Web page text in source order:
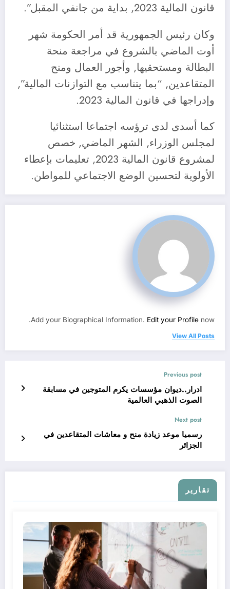
قانون المالية 2023, بداية من جانفي المقبل”.
وكان رئيس الجمهورية قد أمر الحكومة شهر
أوت الماضي بالشروع في مراجعة منحة
البطالة ومستحقيها, وأجور العمال ومنح
المتقاعدين, “بما يتناسب مع التوازنات المالية”,
وإدراجها في قانون المالية 2023.
كما أسدى لدى ترؤسه اجتماعا استثنائيا
لمجلس الوزراء, الشهر الماضي, خصص
لمشروع قانون المالية 2023, تعليمات بإعطاء
الأولوية لتحسين الوضع الاجتماعي للمواطن.
Add your Biographical Information. Edit your Profile now.
View All Posts
Previous post
ادرار..ديوان مؤسسات يكرم المتوجين في مسابقة
الصوت الذهبي العالمية
Next post
رسميا موعد زيادة منح و معاشات المتقاعدين في
الجزائر
تقارير